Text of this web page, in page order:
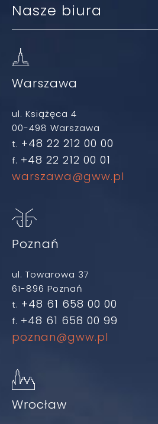
Nasze biura
Warszawa
ul. Książęca 4
00-498 Warszawa
t. +48 22 212 00 00
f. +48 22 212 00 01
warszawa@gww.pl
Poznań
ul. Towarowa 37
61-896 Poznań
t. +48 61 658 00 00
f. +48 61 658 00 99
poznan@gww.pl
Wrocław